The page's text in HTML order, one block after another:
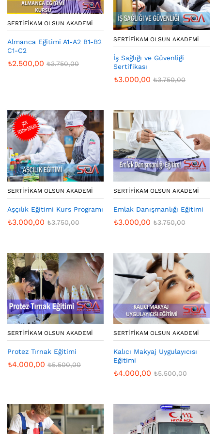
SERTIFIKAM OLSUN AKADEMI
Almanca Eğitimi A1-A2 B1-B2
C1-C2
₺2.500,00 ₺3.750,00
SERTIFIKAM OLSUN AKADEMI
İş Sağlığı ve Güvenliği
Sertifikası
₺3.000,00 ₺3.750,00
SERTIFIKAM OLSUN AKADEMI
Aşçılık Eğitimi Kurs Programı
₺3.000,00 ₺3.750,00
SERTIFIKAM OLSUN AKADEMI
Emlak Danışmanlığı Eğitimi
₺3.000,00 ₺3.750,00
SERTIFIKAM OLSUN AKADEMI
Protez Tırnak Eğitimi
₺4.000,00 ₺5.500,00
SERTIFIKAM OLSUN AKADEMI
Kalıcı Makyaj Uygulayıcısı
Eğitimi
₺4.000,00 ₺5.500,00